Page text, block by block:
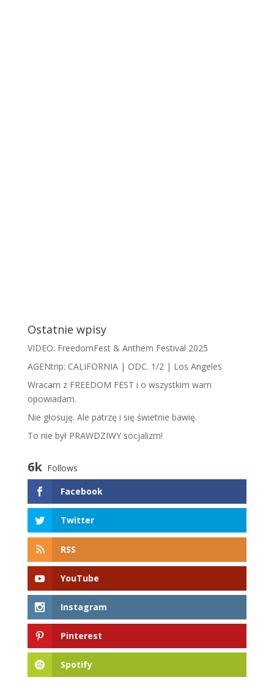
Ostatnie wpisy
VIDEO: FreedomFest & Anthem Festival 2025
AGENtrip: CALIFORNIA | ODC. 1/2 | Los Angeles
Wracam z FREEDOM FEST i o wszystkim wam
opowiadam.
​N​ie głosuję. Ale patrzę i się świetnie bawię.
To nie był PRAWDZIWY socjalizm!
6k Follows
Facebook
Twitter
RSS
YouTube
Instagram
Pinterest
Spotify